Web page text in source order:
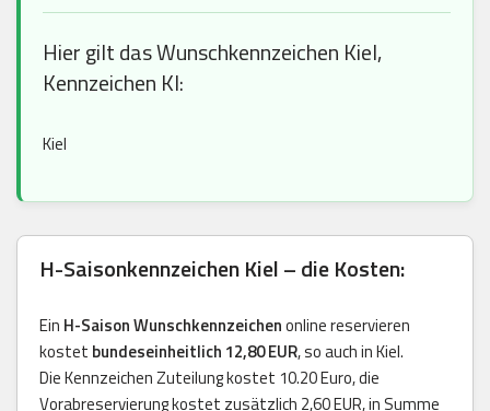
Hier gilt das Wunschkennzeichen Kiel,
Kennzeichen KI:
Kiel
H-Saisonkennzeichen Kiel – die Kosten:
Ein H-Saison Wunschkennzeichenonline reservieren
kostet bundeseinheitlich 12,80 EUR, so auch in Kiel.
Die Kennzeichen Zuteilung kostet 10.20 Euro, die
Vorabreservierung kostet zusätzlich 2,60 EUR, in Summe